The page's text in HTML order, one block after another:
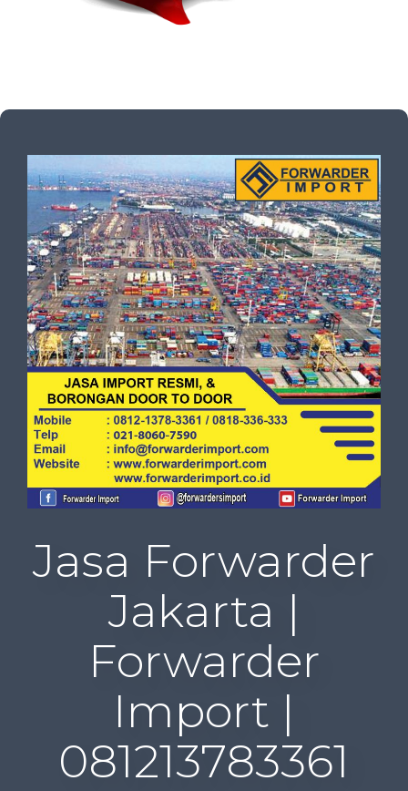
Jasa Forwarder
Jakarta |
Forwarder
Import |
081213783361